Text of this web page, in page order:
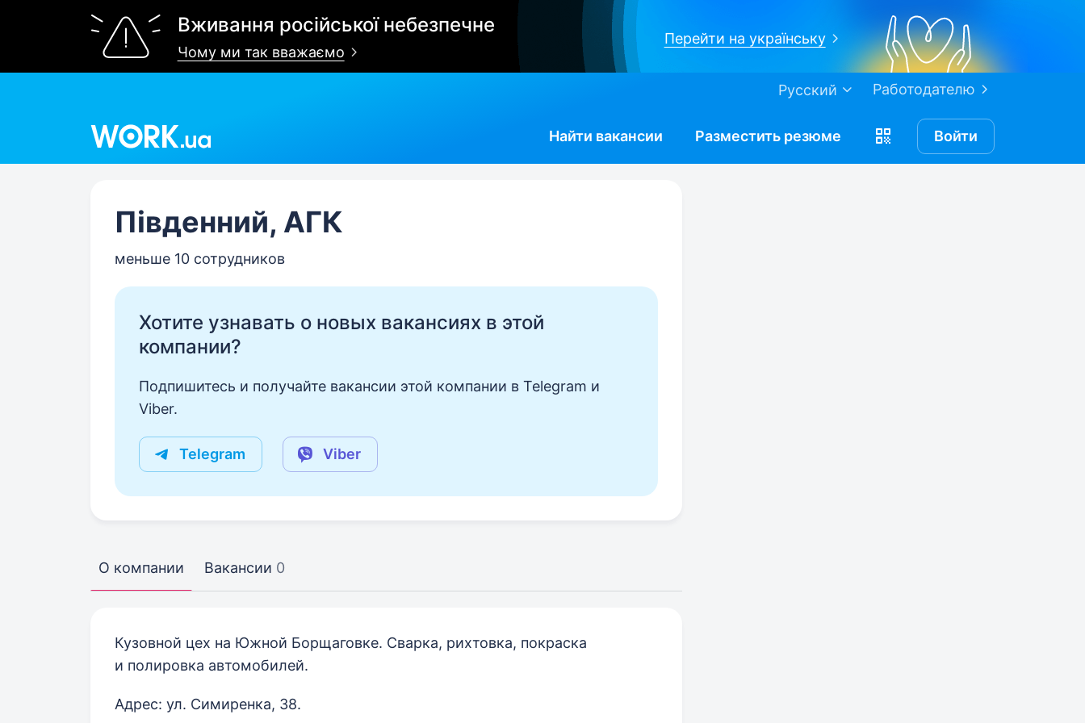
Вживання російської небезпечне
Чому ми так вважаємо
Перейти на українську
Работодателю
Русский
Найти вакансии Разместить резюме Войти
Південний, АГК
меньше 10 сотрудников
Хотите узнавать о новых вакансиях в этой
компании?
Подпишитесь и получайте вакансии этой компании в Telegram и
Viber.
Telegram Viber
О компании Вакансии 0
Кузовной цех на Южной Борщаговке. Сварка, рихтовка, покраска
и полировка автомобилей.
Адрес: ул. Симиренка, 38.